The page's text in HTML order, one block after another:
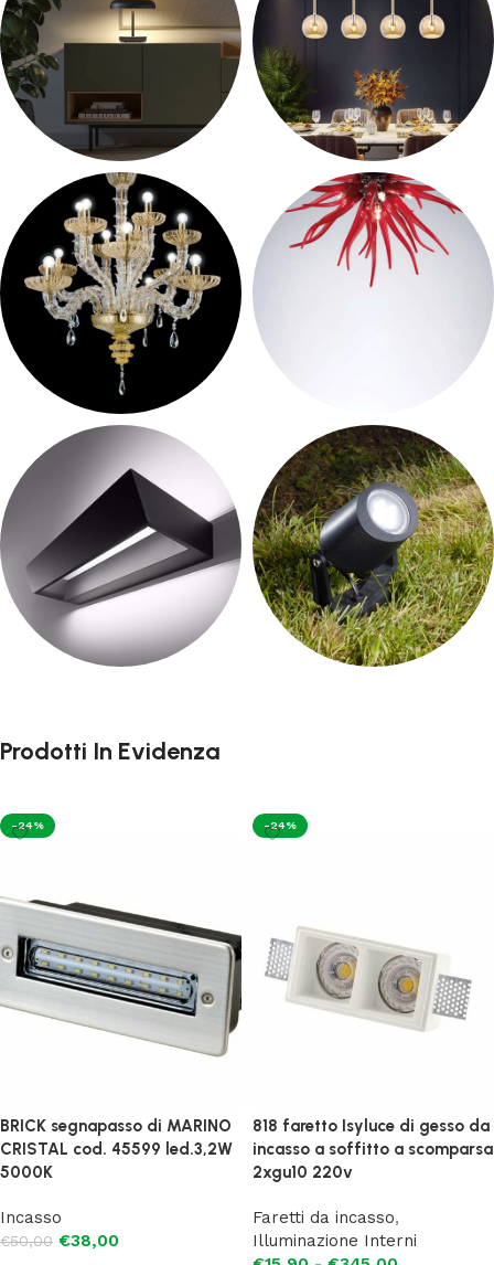
Tavolo
164 products
Sospensione Moderno
382 products
Lampadari Classci
21 products
Soffitto
28 products
Prodotti In Evidenza
-24%
BRICK segnapasso di MARINO
CRISTAL cod. 45599 led.3,2W
5000K
Incasso
€50,00 €38,00
-24%
818 faretto Isyluce di gesso da
incasso a soffitto a scomparsa
2xgu10 220v
Faretti da incasso,
Illuminazione Interni